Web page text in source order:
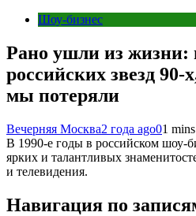
Шоу-бизнес
Рано ушли из жизни:
российских звезд 90-
мы потеряли
Вечерняя Москва2 года ago01 mins
В 1990-е годы в российском шоу-
ярких и талантливых
и телевидения.
Навигация по